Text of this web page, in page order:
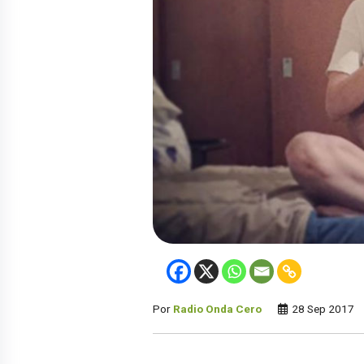
Por Radio Onda Cero 28 Sep 2017